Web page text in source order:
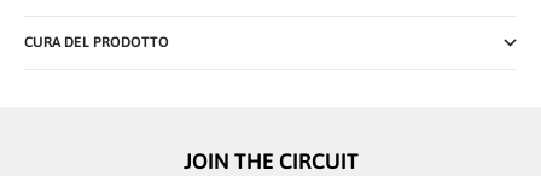
CURA DEL PRODOTTO
JOIN THE CIRCUIT